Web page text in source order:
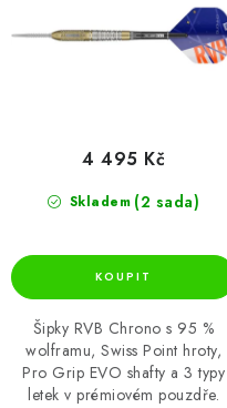
Skladem (2 sada)
4 495 Kč
Šipky RVB Chrono s 95 %
wolframu, Swiss Point hroty,
Pro Grip EVO shafty a 3 typy
letek v prémiovém pouzdře.